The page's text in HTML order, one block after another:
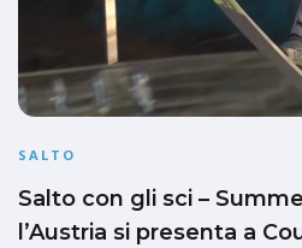
SALTO
Salto con gli sci –
l’Austria si presenta a